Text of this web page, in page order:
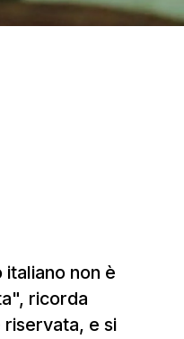
italiano non è
ricorda
riservata, e si